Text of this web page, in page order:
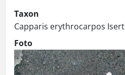
Taxon
Capparis erythrocarpos Isert
Foto